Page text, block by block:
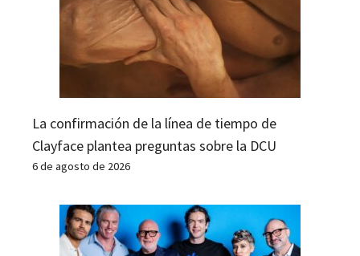
La confirmación de la línea de tiempo de
Clayface plantea preguntas sobre la DCU
6 de agosto de 2026